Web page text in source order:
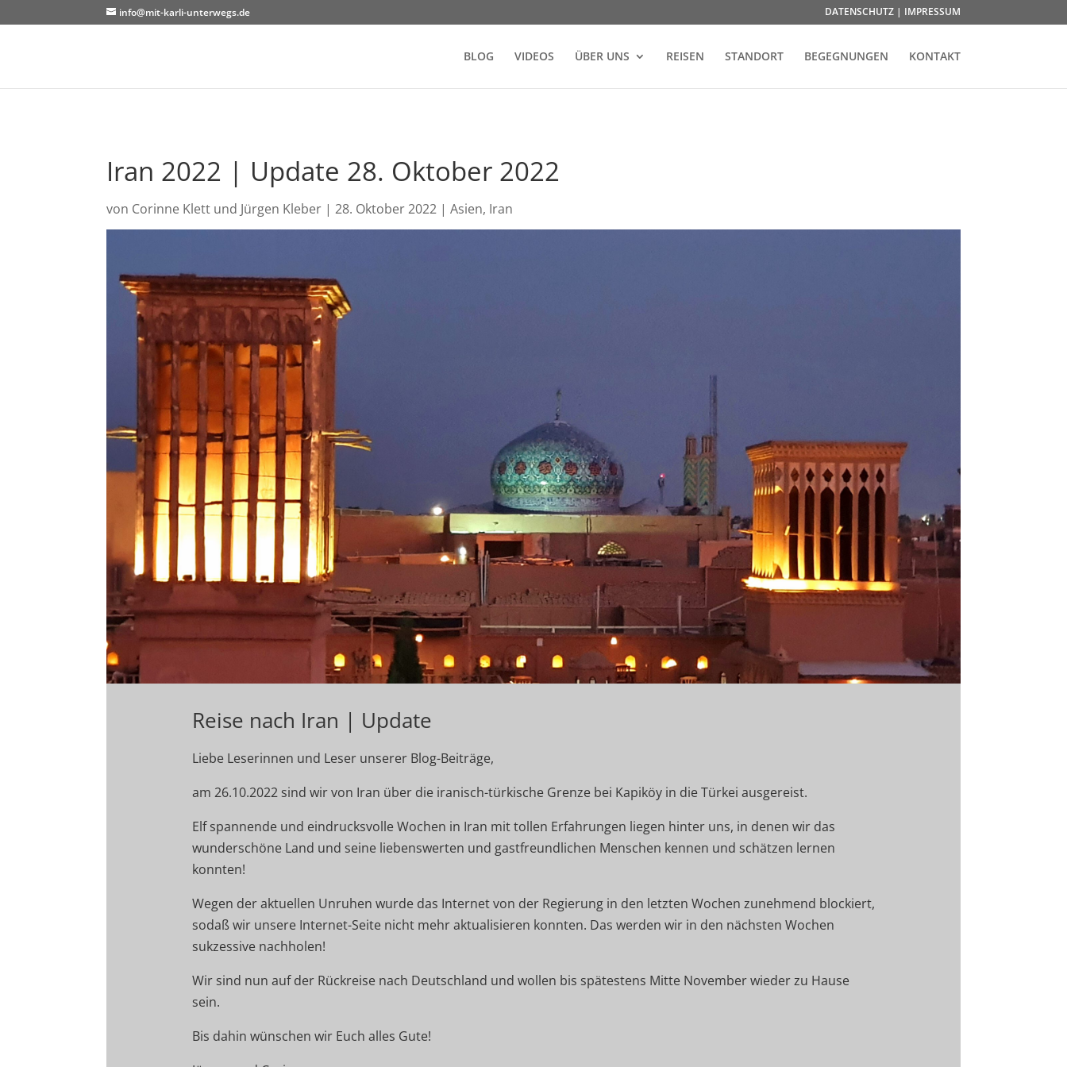
info@mit-karli-unterwegs.de DATENSCHUTZ | IMPRESSUM
BLOG VIDEOS ÜBER UNS REISEN STANDORT BEGEGNUNGEN KONTAKT
Iran 2022 | Update 28. Oktober 2022
von Corinne Klett und Jürgen Kleber |28. Oktober 2022 |Asien, Iran
Reise nach Iran | Update
Liebe Leserinnen und Leser unserer Blog-Beiträge,
am 26.10.2022 sind wir von Iran über die iranisch-türkische Grenze bei Kapiköy in die Türkei ausgereist.
Elf spannende und eindrucksvolle Wochen in Iran mit tollen Erfahrungen liegen hinter uns, in denen wir das
wunderschöne Land und seine liebenswerten und gastfreundlichen Menschen kennen und schätzen lernen
konnten!
Wegen der aktuellen Unruhen wurde das Internet von der Regierung in den letzten Wochen zunehmend blockiert,
sodaß wir unsere Internet-Seite nicht mehr aktualisieren konnten. Das werden wir in den nächsten Wochen
sukzessive nachholen!
Wir sind nun auf der Rückreise nach Deutschland und wollen bis spätestens Mitte November wieder zu Hause
sein.
Bis dahin wünschen wir Euch alles Gute!